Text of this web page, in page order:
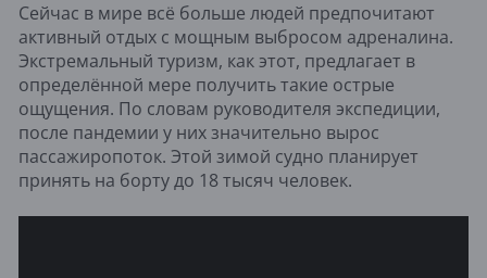
Сейчас в мире всё больше людей предпочитают
активный отдых с мощным выбросом адреналина.
Экстремальный туризм, как этот, предлагает в
определённой мере получить такие острые
ощущения. По словам руководителя экспедиции,
после пандемии у них значительно вырос
пассажиропоток. Этой зимой судно планирует
принять на борту до 18 тысяч человек.